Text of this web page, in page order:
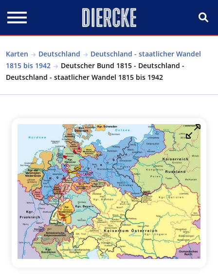
Karten Deutschland
Deutschland - staatlicher Wandel
1815 bis 1942
Deutscher Bund 1815 - Deutschland -
Deutschland - staatlicher Wandel 1815 bis 1942